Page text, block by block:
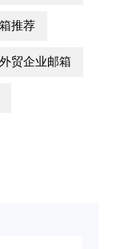
推荐
外贸企业邮箱